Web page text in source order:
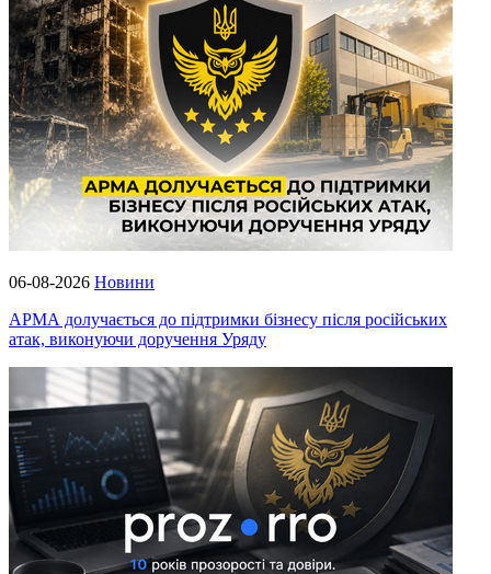
06-08-2026 Новини
АРМА долучається до підтримки бізнесу після російських
атак, виконуючи доручення Уряду